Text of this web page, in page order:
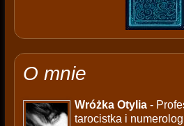
O mnie
Wróżka Otylia-
tarocistka i numerolog